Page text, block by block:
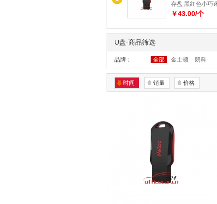
存盘 黑红色小巧
￥43.00/个
U盘-商品筛选
品牌： 全部 金士顿 朗科
时间 销量 价格